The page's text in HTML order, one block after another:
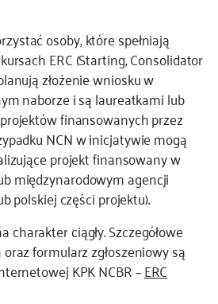
osoby, które spełniają
ERC (Starting, Consolidator
złożenie wniosku w
naborze i są laureatkami lub
finansowanych przez
NCN w inicjatywie mogą
projekt finansowany w
międzynarodowym agencji
polskiej części projektu).
charakter ciągły. Szczegółowe
formularz zgłoszeniowy są
KPK NCBR –ERC